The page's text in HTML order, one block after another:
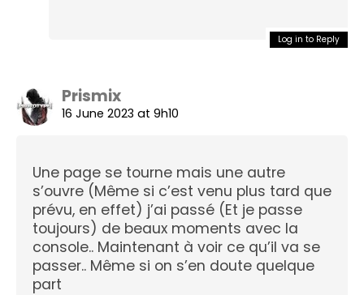
Log in to Reply
Prismix
16 June 2023 at 9h10
Une page se tourne mais une autre
s’ouvre (Même si c’est venu plus tard que
prévu, en effet) j’ai passé (Et je passe
toujours) de beaux moments avec la
console.. Maintenant à voir ce qu’il va se
passer.. Même si on s’en doute quelque
part